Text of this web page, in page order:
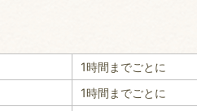
1時間までごとに
1時間までごとに